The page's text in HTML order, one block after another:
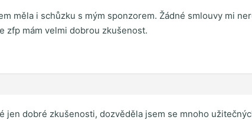
měla i schůzku s mým sponzorem. Žádné smlouvy mi
zfp mám velmi dobrou zkušenost.
jen dobré zkušenosti, dozvěděla jsem se mnoho